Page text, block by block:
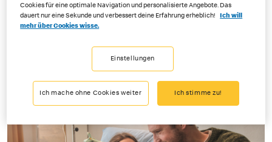
04-07-2025
Cookies für eine optimale Navigation und personalisierte Angebote. Das
dauert nur eine Sekunde und verbessert deine Erfahrung erheblich!
Ich will
mehr über Cookies wisse.
Einstellungen
Ich mache ohne Cookies weiter Ich stimme zu!